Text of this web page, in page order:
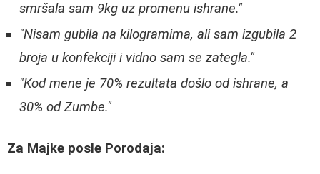
smršala sam 9kg uz promenu ishrane."
"Nisam gubila na kilogramima, ali sam izgubila 2
broja u konfekciji i vidno sam se zategla."
"Kod mene je 70% rezultata došlo od ishrane, a
30% od Zumbe."
Za Majke posle Porodaja: